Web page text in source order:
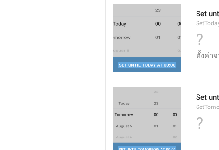
Set
?
ตั้งค่า
Set
?